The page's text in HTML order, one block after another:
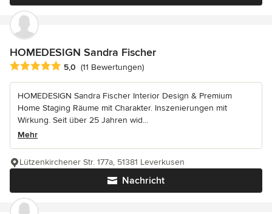
HOMEDESIGN Sandra Fischer
Durchschnittliche Bewertung: 5 von 5 Sternen
5,0 (11 Bewertungen)
HOMEDESIGN Sandra Fischer Interior Design & Premium
Home Staging Räume mit Charakter. Inszenierungen mit
Wirkung. Seit über 25 Jahren wid...
Mehr
Nachricht
Lützenkirchener Str. 177a, 51381 Leverkusen